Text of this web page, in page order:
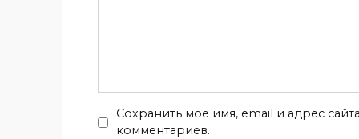
Сохранить моё имя, email и адрес
комментариев.